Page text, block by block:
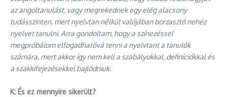
az angoltanulást, vagy megrekednek egy elég alacsony
tudásszinten, mert nyelvtan nélkül valójában borzasztó nehéz
nyelvet tanulni. Arra gondoltam, hogy a színezéssel
megpróbálom elfogadhatóvá tenni a nyelvtant a tanulók
számára, mert akkor így nem kell a szabályokkal, definíciókkal és
a szakkifejezésekkel bajlódniuk.
K: És ez mennyire sikerült?